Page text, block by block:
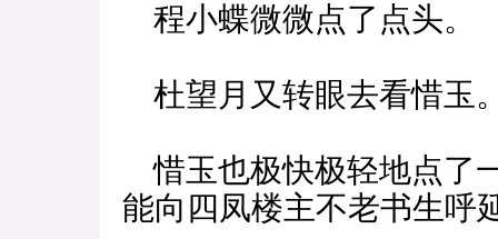
程小蝶微微点了点头。
杜望月又转眼去看惜玉
惜玉也极快极轻地点了
能向四凤楼主不老书生呼